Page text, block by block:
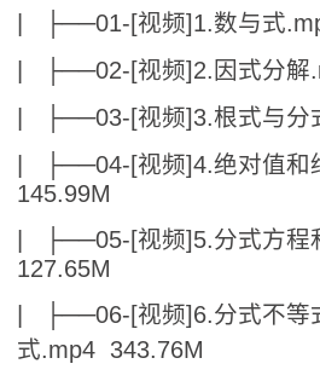
| ├──01-[视频]1.数与式
| ├──02-[视频]2.因式分解
| ├──03-[视频]3.根式与分
| ├──04-[视频]4.绝对值和
145.99M
| ├──05-[视频]5.分式方程
127.65M
| ├──06-[视频]6.分式不等
式.mp4 343.76M